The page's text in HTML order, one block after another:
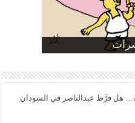
في مصر
هل فرَّط عبدالناصر في السودان